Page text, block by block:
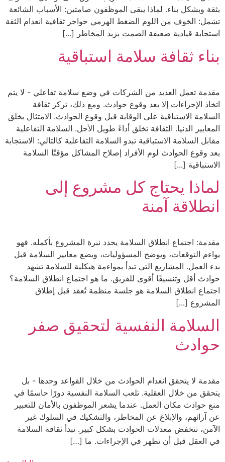
بثقة وبشكل بناء. لماذا يبقى الموظفون صامتين: الأسباب الشائعة
تشمل: الخوف من اللوم الضغط الهرمي حواجز ثقافية انعدام الثقة
استجابة قيادية ضعيفة الصمت يزيد المخاطر [...]
بناء ثقافة سلامة استباقية
مقدمة تعمل العديد من الشركات في وضع سلامة تفاعلي - لا يتم
اتخاذ الإجراءات إلا بعد وقوع حوادث. ومع ذلك، تركز ثقافة
السلامة الاستباقية على الوقاية قبل وقوع الحوادث. الامتثال يخلق
المعايير الدنيا. الثقافة تخلق أداءً طويل الأجل. السلامة التفاعلية
مقابل السلامة الاستباقية تبدو السلامة التفاعلية كالتالي: الاستجابة
بعد وقوع الحوادث لوم الأفراد إصلاح المشاكل مؤقتًا السلامة
الاستباقية [...]
لماذا يحتاج كل مشروع إلى
انطلاقة آمنة
مقدمة: اجتماع انطلاق السلامة يحدد نبرة المشروع بأكمله. فهو
يواءم التوقعات، ويوضح المسؤوليات، ويضع معايير السلامة قبل
بدء العمل. المشاريع التي تبدأ بمواءمة هيكلية للسلامة تشهد
حوادث أقل وتنسيقًا أقوى للفريق. ما هو اجتماع انطلاق السلامة؟
اجتماع انطلاق السلامة هو جلسة منظمة تُعقد قبل إطلاق
المشروع [...]
السلامة النفسية لتحقيق صفر
حوادث
مقدمة لا يتحقق انعدام الحوادث من خلال القواعد وحدها - بل
يتحقق من خلال العقلية. تلعب السلامة النفسية دورًا حاسمًا في
منع حوادث مكان العمل. عندما يشعر الموظفون بالأمان للتعبير
عن آرائهم، والإبلاغ عن المخاطر، والتشكيك في السلوك غير
الآمن، تنخفض معدلات الحوادث بشكل كبير. تبدأ ثقافة السلامة
في العقل قبل أن تظهر في الإجراءات. ما […]